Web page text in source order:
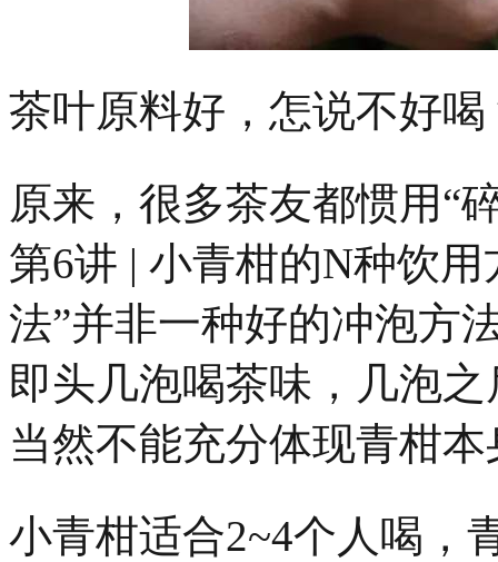
茶叶原料好，怎说不好喝
原来，很多茶友都惯用“
第6讲 | 小青柑的N种饮用
法”并非一种好的冲泡方
即头几泡喝茶味，几泡
当然不能充分体现青柑
小青柑适合2~4个人喝，